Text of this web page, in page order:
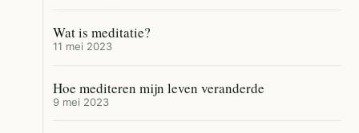
Wat is meditatie?
11 mei 2023
Hoe mediteren mijn leven veranderde
9 mei 2023